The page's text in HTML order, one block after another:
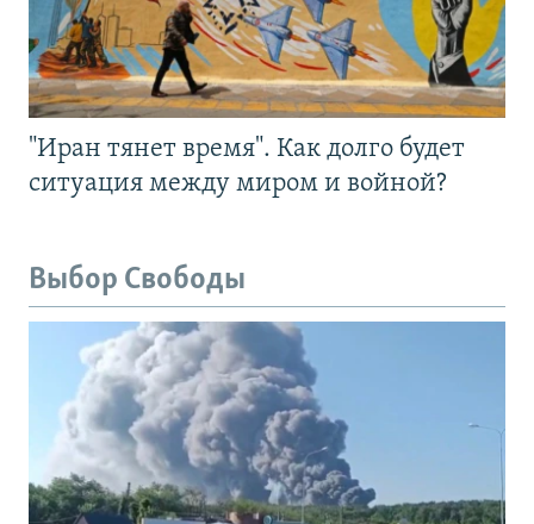
"Иран тянет время". Как долго будет
ситуация между миром и войной?
Выбор Свободы